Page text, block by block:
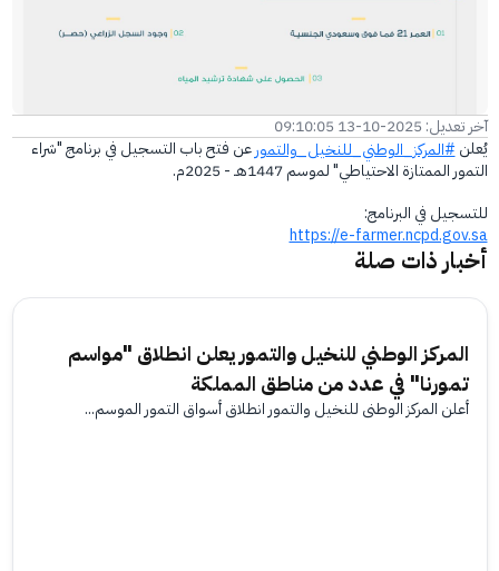
آخر تعديل: 2025-10-13 09:10:05
يُعلن #المركز_الوطني_للنخيل_والتمورعن فتح باب التسجيل في برنامج "شراء
التمور الممتازة الاحتياطي" لموسم 1447هـ - 2025م.
للتسجيل في البرنامج:
https://e-farmer.ncpd.gov.sa
أخبار ذات صلة
المركز الوطني للنخيل والتمور يعلن انطلاق "مواسم
تمورنا" في عدد من مناطق المملكة
أعلن المركز الوطني للنخيل والتمور انطلاق أسواق التمور الموسم...